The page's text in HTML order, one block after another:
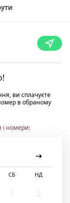
ви сплачуєте
в обраному
і номери:
СБ НД